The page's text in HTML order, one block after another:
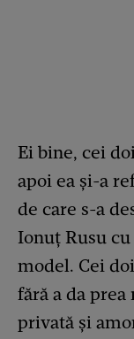
Ei bine, cei
apoi ea și-a
de care s-a
Ionuț Rusu
model. Cei
fără a da
privată și